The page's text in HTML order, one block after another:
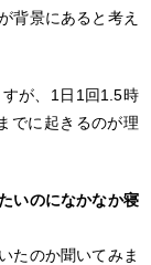
背景にあると考え
が、1日1回1.5時
でに起きるのが理
いのになかなか寝
たのか聞いてみま